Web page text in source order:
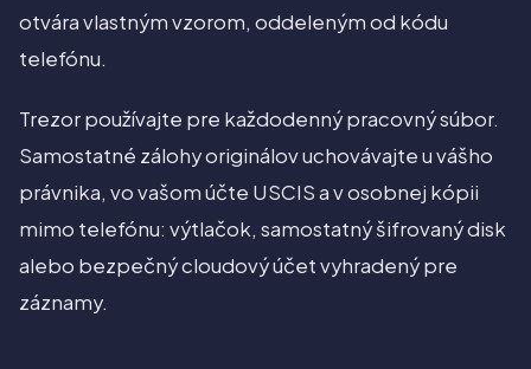
otvára vlastným vzorom, oddeleným od kódu
telefónu.
Trezor používajte pre každodenný pracovný súbor.
Samostatné zálohy originálov uchovávajte u vášho
právnika, vo vašom účte USCIS a v osobnej kópii
mimo telefónu: výtlačok, samostatný šifrovaný disk
alebo bezpečný cloudový účet vyhradený pre
záznamy.